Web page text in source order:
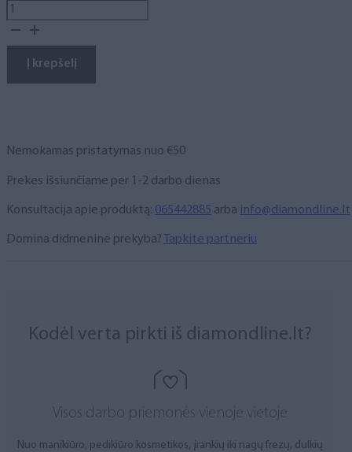
produkto
kiekis:
įrankis
įaugusiems
Į krepšelį
Nemokamas pristatymas nuo €50
Prekes išsiunčiame per 1-2 darbo dienas
Konsultacija apie produktą: 065442885 arba info@diamondline.lt
Domina didmeninė prekyba? Tapkite partneriu
Kodėl verta pirkti iš diamondline.lt?
Visos darbo priemonės vienoje vietoje
Nuo manikiūro, pedikiūro kosmetikos, įrankių iki nagų frezų, dulkių